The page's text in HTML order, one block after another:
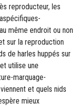
reproducteur, les
même endroit ou non
sur la reproduction
de harles huppés sur
utilise une
marquage-
et quels nids
mieux